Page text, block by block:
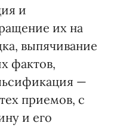
и
их на
выпячивание
фактов,
—
приемов, с
и его